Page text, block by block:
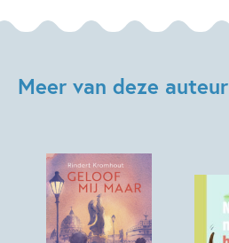
Meer van deze auteur